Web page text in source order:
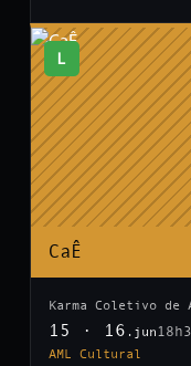
L
CaÊ
Karma Coletivo
15 · 16 .jun
AML Cultural